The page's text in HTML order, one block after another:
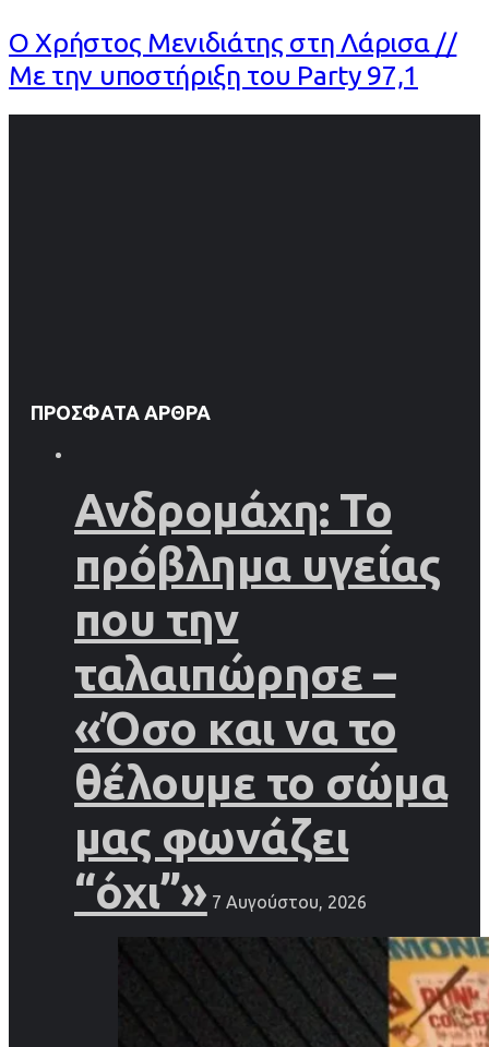
Ο Χρήστος Μενιδιάτης στη Λάρισα //
Με την υποστήριξη του Party 97,1
ΠΡΌΣΦΑΤΑ ΆΡΘΡΑ
Ανδρομάχη: Το
πρόβλημα υγείας
που την
ταλαιπώρησε –
«Όσο και να το
θέλουμε το σώμα
μας φωνάζει
“όχι”» 7 Αυγούστου, 2026